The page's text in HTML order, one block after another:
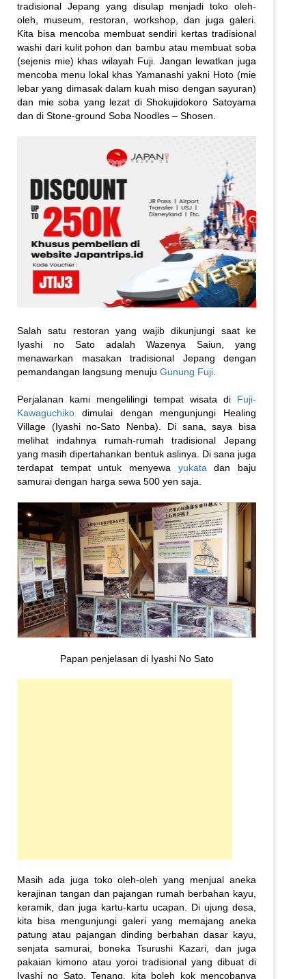
tradisional Jepang yang disulap menjadi toko oleh-
oleh, museum, restoran, workshop, dan juga galeri.
Kita bisa mencoba membuat sendiri kertas tradisional
washi dari kulit pohon dan bambu atau membuat soba
(sejenis mie) khas wilayah Fuji. Jangan lewatkan juga
mencoba menu lokal khas Yamanashi yakni Hoto (mie
lebar yang dimasak dalam kuah miso dengan sayuran)
dan mie soba yang lezat di Shokujidokoro Satoyama
dan di Stone-ground Soba Noodles – Shosen.
Salah satu restoran yang wajib dikunjungi saat ke
Iyashi no Sato adalah Wazenya Saiun, yang
menawarkan masakan tradisional Jepang dengan
pemandangan langsung menuju Gunung Fuji.
Perjalanan kami mengelilingi tempat wisata di Fuji-
Kawaguchiko dimulai dengan mengunjungi Healing
Village (Iyashi no-Sato Nenba). Di sana, saya bisa
melihat indahnya rumah-rumah tradisional Jepang
yang masih dipertahankan bentuk aslinya. Di sana juga
terdapat tempat untuk menyewa yukatadan baju
samurai dengan harga sewa 500 yen saja.
Papan penjelasan di Iyashi No Sato
Masih ada juga toko oleh-oleh yang menjual aneka
kerajinan tangan dan pajangan rumah berbahan kayu,
keramik, dan juga kartu-kartu ucapan. Di ujung desa,
kita bisa mengunjungi galeri yang memajang aneka
patung atau pajangan dinding berbahan dasar kayu,
senjata samurai, boneka Tsurushi Kazari, dan juga
pakaian kimono atau yoroi tradisional yang dibuat di
Iyashi no Sato. Tenang, kita boleh kok mencobanya